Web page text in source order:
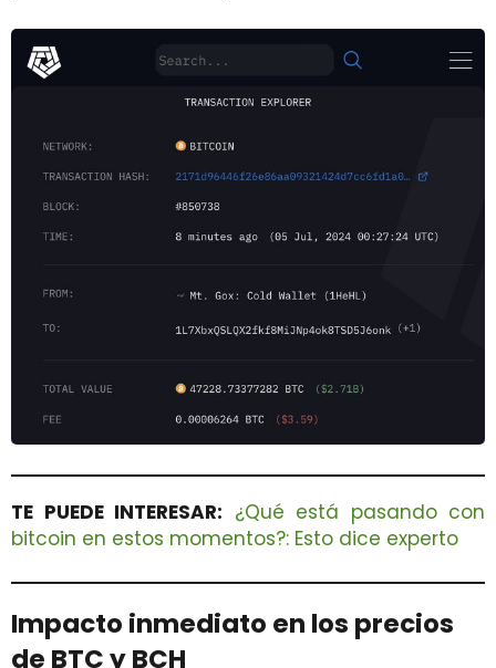
TE PUEDE INTERESAR: ¿Qué está pasando con
bitcoin en estos momentos?: Esto dice experto
Impacto inmediato en los precios
de BTC y BCH